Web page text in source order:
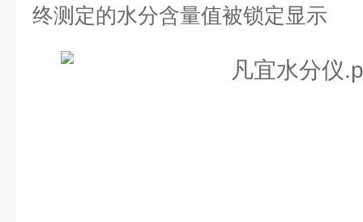
终测定的水分含量值被锁定显示